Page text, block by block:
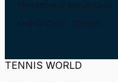
TENNIS WORLD